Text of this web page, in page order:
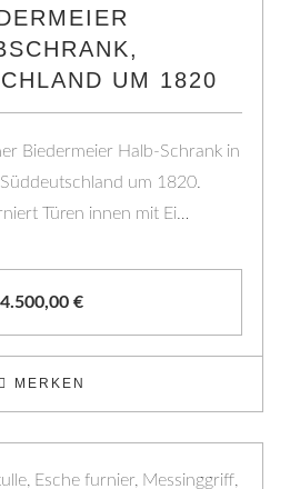
H
S
UM 1820
Biedermeier Halb-Schrank in
um 1820.
Türen innen mit Ei…
4.500,00 €
MERKEN